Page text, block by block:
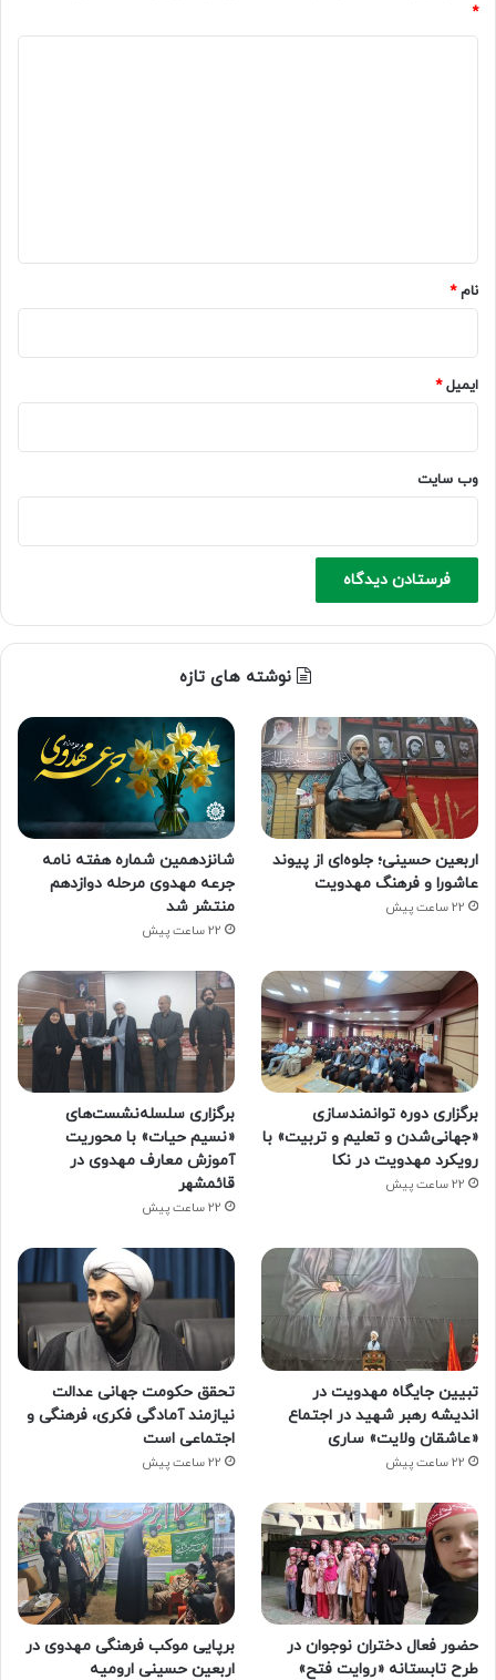
*
نام*
ایمیل*
وب‌ سایت
نوشته های تازه
اربعین حسینی؛ جلوه‌ای از پیوند
عاشورا و فرهنگ مهدویت
22 ساعت پیش
شانزدهمین شماره هفته‌ نامه
جرعه مهدوی مرحله دوازدهم
منتشر شد
22 ساعت پیش
برگزاری دوره توانمندسازی
«جهانی‌شدن و تعلیم و تربیت» با
رویکرد مهدویت در نکا
22 ساعت پیش
برگزاری سلسله‌نشست‌های
«نسیم حیات» با محوریت
آموزش معارف مهدوی در
قائمشهر
22 ساعت پیش
تبیین جایگاه مهدویت در
اندیشه رهبر شهید در اجتماع
«عاشقان ولایت» ساری
22 ساعت پیش
تحقق حکومت جهانی عدالت
نیازمند آمادگی فکری، فرهنگی و
اجتماعی است
22 ساعت پیش
حضور فعال دختران نوجوان در
طرح تابستانه «روایت فتح»
برپایی موکب فرهنگی مهدوی در
اربعین حسینی ارومیه